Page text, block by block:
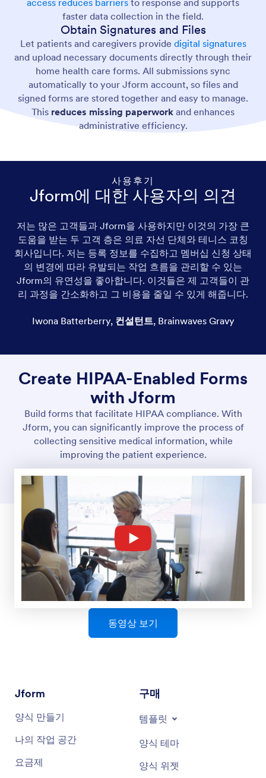
faster data collection in the field.
Obtain Signatures and Files
Let patients and caregivers provide digital signatures
and upload necessary documents directly through their
home health care forms. All submissions sync
automatically to your Jform account, so files and
signed forms are stored together and easy to manage.
This reduces missing paperwork and enhances
administrative efficiency.
사용후기
Jform에 대한 사용자의 의견
저는 많은 고객들과 Jform을 사용하지만 이것의 가장 큰
도움을 받는 두 고객 층은 의료 자선 단체와 테니스 코칭
회사입니다. 저는 등록 정보를 수집하고 멤버십 신청 상태
의 변경에 따라 유발되는 작업 흐름을 관리할 수 있는
Jform의 유연성을 좋아합니다. 이것들은 제 고객들이 관
리 과정을 간소화하고 그 비용을 줄일 수 있게 해줍니다.
Iwona Batterberry, 컨설턴트, Brainwaves Gravy
Create HIPAA-Enabled Forms
with Jform
Build forms that facilitate HIPAA compliance. With
Jform, you can significantly improve the process of
collecting sensitive medical information, while
improving the patient experience.
동영상 보기
Jform
양식 만들기
나의 작업 공간
요금제
구매
템플릿
양식 테마
양식 위젯